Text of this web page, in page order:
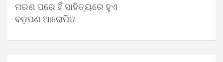
ମରଣ ପରେ ହିଁ ସାହିତ୍ୟରେ ହୁଏ
ବଡ଼ପଣ ଆରୋପିତ